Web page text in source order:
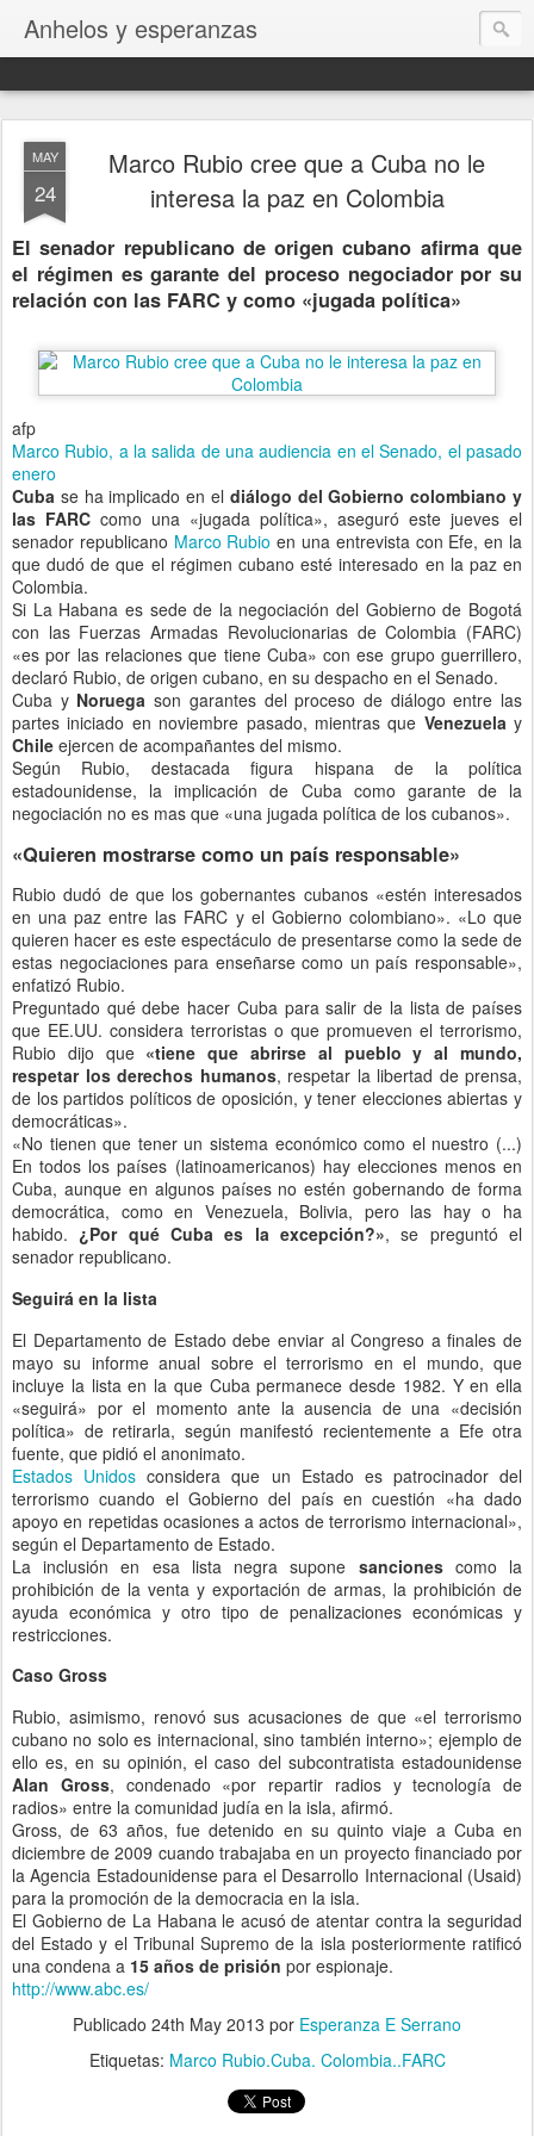
Anhelos y esperanzas
MAY
24
Marco Rubio cree que a Cuba no le
interesa la paz en Colombia
El senador republicano de origen cubano afirma que
el régimen es garante del proceso negociador por su
relación con las FARC y como «jugada política»
afp
Marco Rubio, a la salida de una audiencia en el Senado, el pasado
enero
Cuba se ha implicado en el diálogo del Gobierno colombiano y
las FARC como una «jugada política», aseguró este jueves el
senador republicano Marco Rubioen una entrevista con Efe, en la
que dudó de que el régimen cubano esté interesado en la paz en
Colombia.
Si La Habana es sede de la negociación del Gobierno de Bogotá
con las Fuerzas Armadas Revolucionarias de Colombia (FARC)
«espor las relaciones que tiene Cuba» con ese grupo guerrillero,
declaró Rubio, de origen cubano, en su despacho en el Senado.
Cuba y Noruega son garantes del proceso de diálogo entre las
partes iniciado en noviembre pasado, mientras que Venezuelay
Chile ejercen de acompañantes del mismo.
Según Rubio, destacada figura hispana de la política
estadounidense, la implicación de Cuba como garante de la
negociación no es mas que «una jugada política de los cubanos».
«Quieren mostrarse como un país responsable»
Rubio dudó de que los gobernantes cubanos «estén interesados
en una paz entre las FARC y el Gobierno colombiano». «Lo que
quieren hacer es este espectáculo de presentarse como la sede de
estas negociaciones para enseñarse como un país responsable»,
enfatizó Rubio.
Preguntado qué debe hacer Cuba para salir de la lista de países
que EE.UU. considera terroristas o que promueven el terrorismo,
Rubio dijo que «tiene que abrirse al pueblo y al mundo,
respetar los derechos humanos, respetar la libertad de prensa,
de los partidos políticos de oposición, y tener elecciones abiertas y
democráticas».
«No tienen que tener un sistema económico como el nuestro (...)
En todos los países (latinoamericanos) hay elecciones menos en
Cuba, aunque en algunos países no estén gobernando de forma
democrática, como en Venezuela, Bolivia, pero las hay o ha
habido.¿Por qué Cuba es la excepción?», se preguntó el
senador republicano.
Seguirá en la lista
El Departamento de Estado debe enviar al Congreso a finales de
mayo su informe anual sobre el terrorismo en el mundo, que
incluye la lista en la que Cuba permanece desde 1982. Y en ella
«seguirá» por el momento ante la ausencia de una «decisión
política» de retirarla, según manifestó recientemente a Efe otra
fuente, que pidió el anonimato.
Estados Unidos considera que un Estado es patrocinador del
terrorismo cuando el Gobierno del país en cuestión «ha dado
apoyo en repetidas ocasiones a actos de terrorismo internacional»,
según el Departamento de Estado.
La inclusión en esa lista negra supone sancionescomo la
prohibición de la venta y exportación de armas, la prohibición de
ayuda económica y otro tipo de penalizaciones económicas y
restricciones.
Caso Gross
Rubio, asimismo, renovó sus acusaciones de que «el terrorismo
cubano no solo es internacional, sino también interno»; ejemplo de
ello es, en su opinión, el caso del subcontratista estadounidense
Alan Gross, condenado «por repartir radios y tecnología de
radios» entre la comunidad judía en la isla, afirmó.
Gross, de 63 años, fue detenido en su quinto viaje a Cuba en
diciembre de 2009 cuando trabajaba en un proyecto financiado por
la Agencia Estadounidense para el Desarrollo Internacional (Usaid)
para la promoción de la democracia en la isla.
El Gobierno de La Habana le acusó de atentar contra la seguridad
del Estado y el Tribunal Supremo de la isla posteriormente ratificó
una condena a 15 años de prisión por espionaje.
http://www.abc.es/
Publicado 24th May 2013 por Esperanza E Serrano
Etiquetas: Marco Rubio.Cuba. Colombia..FARC